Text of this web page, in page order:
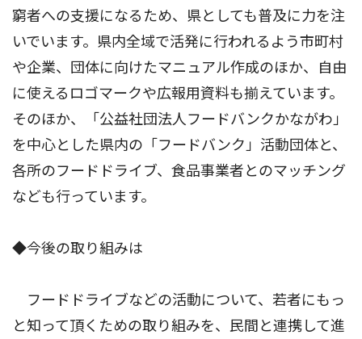
窮者への支援になるため、県としても普及に力を注
いでいます。県内全域で活発に行われるよう市町村
や企業、団体に向けたマニュアル作成のほか、自由
に使えるロゴマークや広報用資料も揃えています。
そのほか、「公益社団法人フードバンクかながわ」
を中心とした県内の「フードバンク」活動団体と、
各所のフードドライブ、食品事業者とのマッチング
なども行っています。
◆今後の取り組みは
フードドライブなどの活動について、若者にもっ
と知って頂くための取り組みを、民間と連携して進